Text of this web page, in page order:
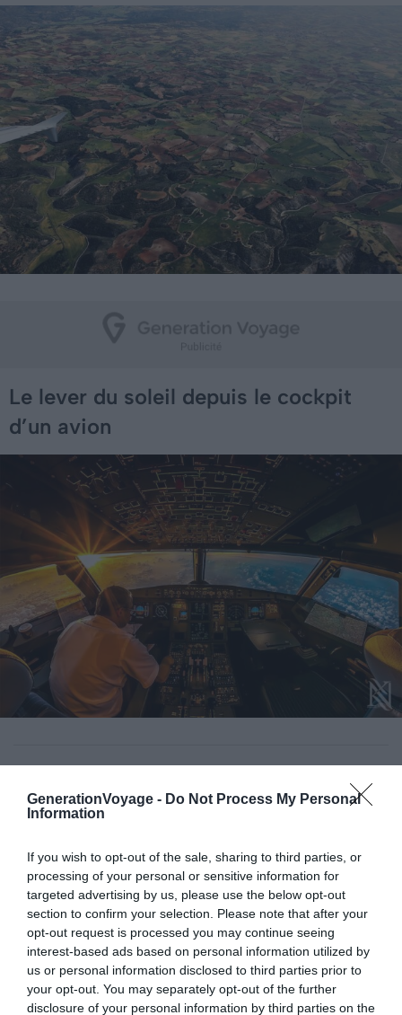
GenerationVoyage - Do Not Process My Personal
Information
If you wish to opt-out of the sale, sharing to third parties, or
processing of your personal or sensitive information for
targeted advertising by us, please use the below opt-out
section to confirm your selection. Please note that after your
opt-out request is processed you may continue seeing
interest-based ads based on personal information utilized by
us or personal information disclosed to third parties prior to
your opt-out. You may separately opt-out of the further
disclosure of your personal information by third parties on the
Le lever du soleil depuis le cockpit
d’un avion
À lire aussi sur le guide :
Les 10 aéroports les plus fréquentés au monde
Les 14 plus beaux couchers de soleil à voir dans le
monde
10 champs de bataille historiques à visiter